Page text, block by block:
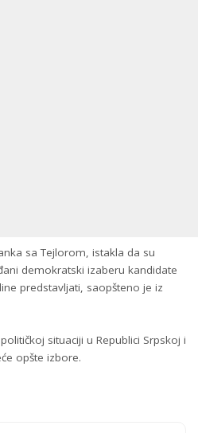
sa Tejlorom, istakla da su
demokratski izaberu kandidate
predstavljati, saopšteno je iz
situaciji u Republici Srpskoj i
opšte izbore.